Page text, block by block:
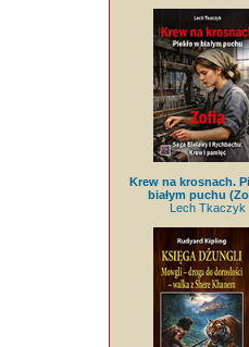
Krew na krosnach.
białym puchu
Lech Tkaczyk